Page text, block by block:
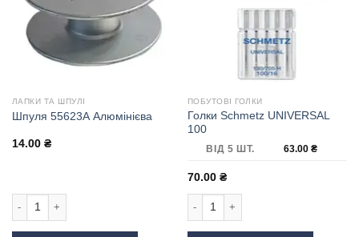
ЛАПКИ ТА ШПУЛІ
Шпуля 55623А Алюмінієва
14.00 ₴
ПОБУТОВІ ГОЛКИ
Голки Schmetz UNIVERSAL
100
ВІД 5 ШТ. 63.00 ₴
70.00 ₴